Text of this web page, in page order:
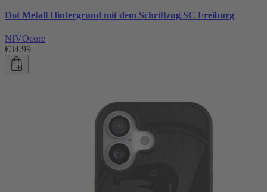
Dot Metall Hintergrund mit dem Schriftzug SC Freiburg
NIVOcore
€34.99